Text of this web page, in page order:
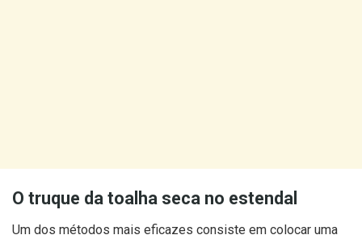
O truque da toalha seca no estendal
Um dos métodos mais eficazes consiste em colocar uma